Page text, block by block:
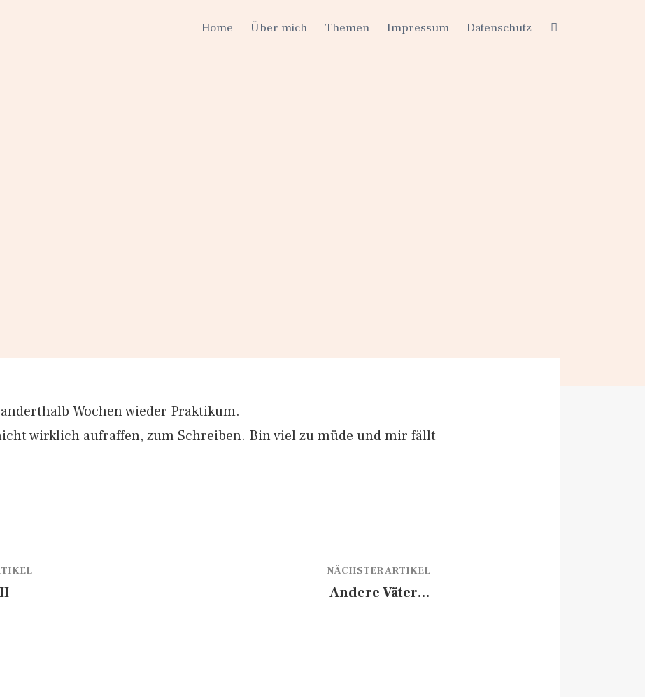
Home Über mich Themen Impressum Datenschutz
Wochen wieder Praktikum.
wirklich aufraffen, zum Schreiben. Bin viel zu müde und mir fällt
NÄCHSTER ARTIKEL
Andere Väter…